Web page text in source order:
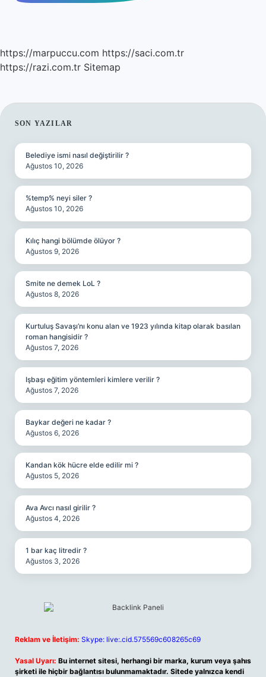
https://marpuccu.com https://saci.com.tr
https://razi.com.tr Sitemap
SIDEBAR
SON YAZILAR
Belediye ismi nasıl değiştirilir ?
Ağustos 10, 2026
%temp% neyi siler ?
Ağustos 10, 2026
Kılıç hangi bölümde ölüyor ?
Ağustos 9, 2026
Smite ne demek LoL ?
Ağustos 8, 2026
Kurtuluş Savaşı’nı konu alan ve 1923 yılında kitap olarak basılan
roman hangisidir ?
Ağustos 7, 2026
Işbaşı eğitim yöntemleri kimlere verilir ?
Ağustos 7, 2026
Baykar değeri ne kadar ?
Ağustos 6, 2026
Kandan kök hücre elde edilir mi ?
Ağustos 5, 2026
Ava Avcı nasıl girilir ?
Ağustos 4, 2026
1 bar kaç litredir ?
Ağustos 3, 2026
Reklam ve İletişim: Skype: live:.cid.575569c608265c69
Yasal Uyarı: Bu internet sitesi, herhangi bir marka, kurum veya şahıs
şirketi ile hiçbir bağlantısı bulunmamaktadır. Sitede yalnızca kendi